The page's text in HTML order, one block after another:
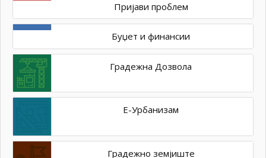
Пријави проблем
Буџет и финансии
Градежна Дозвола
Е-Урбанизам
Градежно земјиште